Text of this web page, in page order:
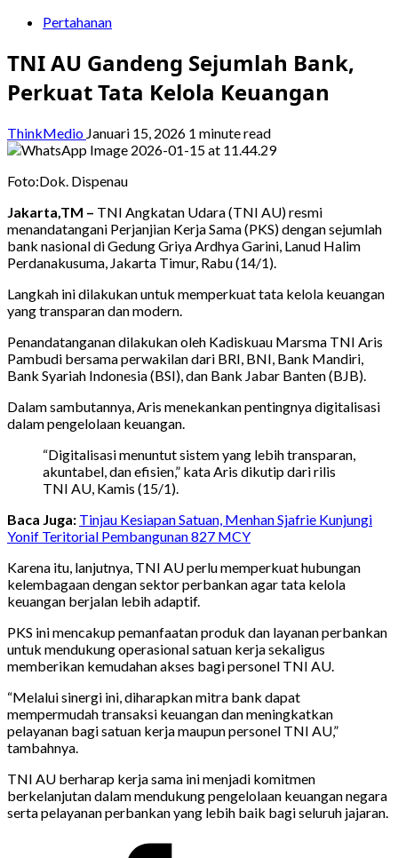
Pertahanan
TNI AU Gandeng Sejumlah Bank,
Perkuat Tata Kelola Keuangan
ThinkMedio Januari 15, 2026 1 minute read
Foto:Dok. Dispenau
Jakarta,TM – TNI Angkatan Udara (TNI AU) resmi
menandatangani Perjanjian Kerja Sama (PKS) dengan sejumlah
bank nasional di Gedung Griya Ardhya Garini, Lanud Halim
Perdanakusuma, Jakarta Timur, Rabu (14/1).
Langkah ini dilakukan untuk memperkuat tata kelola keuangan
yang transparan dan modern.
Penandatanganan dilakukan oleh Kadiskuau Marsma TNI Aris
Pambudi bersama perwakilan dari BRI, BNI, Bank Mandiri,
Bank Syariah Indonesia (BSI), dan Bank Jabar Banten (BJB).
Dalam sambutannya, Aris menekankan pentingnya digitalisasi
dalam pengelolaan keuangan.
“Digitalisasi menuntut sistem yang lebih transparan,
akuntabel, dan efisien,” kata Aris dikutip dari rilis
TNI AU, Kamis (15/1).
Baca Juga: Tinjau Kesiapan Satuan, Menhan Sjafrie Kunjungi
Yonif Teritorial Pembangunan 827 MCY
Karena itu, lanjutnya, TNI AU perlu memperkuat hubungan
kelembagaan dengan sektor perbankan agar tata kelola
keuangan berjalan lebih adaptif.
PKS ini mencakup pemanfaatan produk dan layanan perbankan
untuk mendukung operasional satuan kerja sekaligus
memberikan kemudahan akses bagi personel TNI AU.
“Melalui sinergi ini, diharapkan mitra bank dapat
mempermudah transaksi keuangan dan meningkatkan
pelayanan bagi satuan kerja maupun personel TNI AU,”
tambahnya.
TNI AU berharap kerja sama ini menjadi komitmen
berkelanjutan dalam mendukung pengelolaan keuangan negara
serta pelayanan perbankan yang lebih baik bagi seluruh jajaran.